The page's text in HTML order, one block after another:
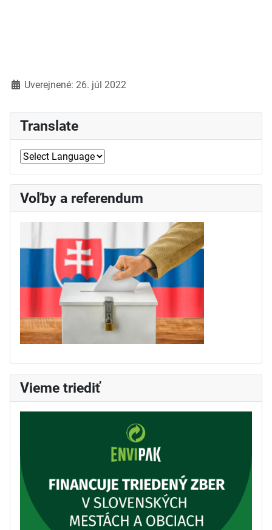
Translate
Voľby a referendum
Vieme triediť
DetailyUverejnené: 26. júl 2022